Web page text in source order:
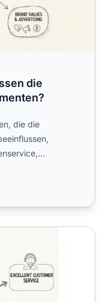
die
die die
der Verbraucher